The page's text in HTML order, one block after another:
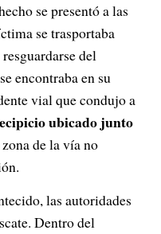
se presentó a las
se trasportaba
del
encontraba en su
vial que condujo a
ubicado junto
de la vía no
las autoridades
Dentro del